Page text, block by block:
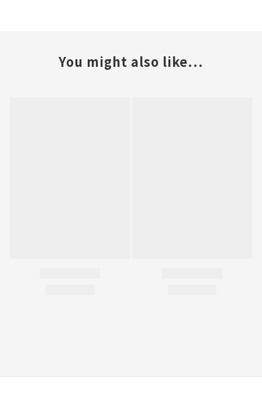
You might also like...